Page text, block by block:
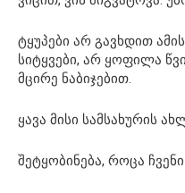
ტყუპები არ გავხდით
სიტყვები, არ ყოფილა
მცირე ნაბიჯებით.
ყავა მისი სამსახურის
შეტყობინება, როცა